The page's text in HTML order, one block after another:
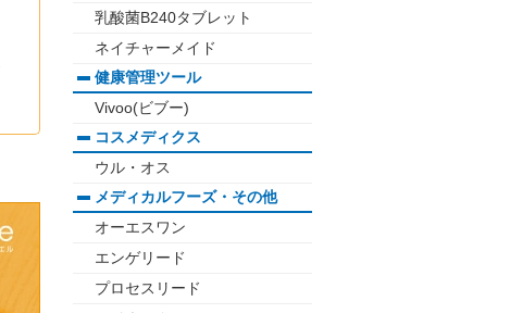
乳酸菌B240タブレット
ネイチャーメイド
健康管理ツール
Vivoo(ビブー)
コスメディクス
ウル・オス
メディカルフーズ・その他
オーエスワン
エンゲリード
プロセスリード